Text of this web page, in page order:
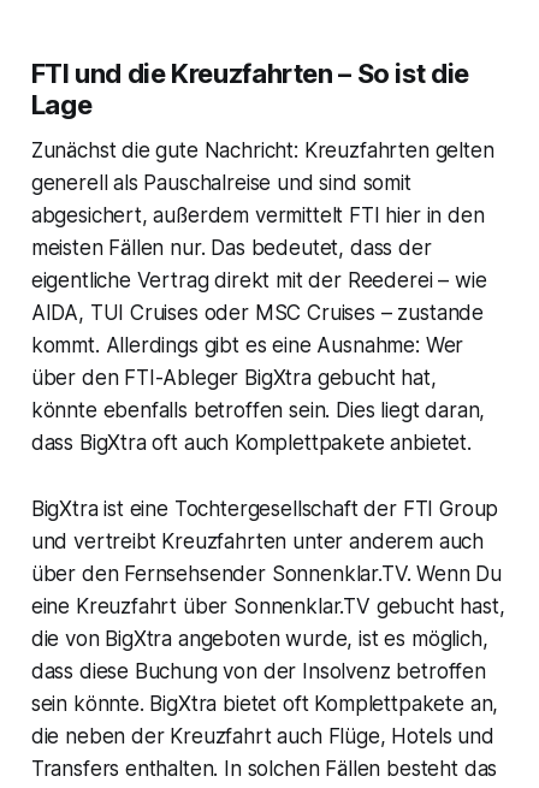
FTI und die Kreuzfahrten – So ist die
Lage
Zunächst die gute Nachricht: Kreuzfahrten gelten
generell als Pauschalreise und sind somit
abgesichert, außerdem vermittelt FTI hier in den
meisten Fällen nur. Das bedeutet, dass der
eigentliche Vertrag direkt mit der Reederei – wie
AIDA, TUI Cruises oder MSC Cruises – zustande
kommt. Allerdings gibt es eine Ausnahme: Wer
über den FTI-Ableger BigXtra gebucht hat,
könnte ebenfalls betroffen sein. Dies liegt daran,
dass BigXtra oft auch Komplettpakete anbietet.
BigXtra ist eine Tochtergesellschaft der FTI Group
und vertreibt Kreuzfahrten unter anderem auch
über den Fernsehsender Sonnenklar.TV. Wenn Du
eine Kreuzfahrt über Sonnenklar.TV gebucht hast,
die von BigXtra angeboten wurde, ist es möglich,
dass diese Buchung von der Insolvenz betroffen
sein könnte. BigXtra bietet oft Komplettpakete an,
die neben der Kreuzfahrt auch Flüge, Hotels und
Transfers enthalten. In solchen Fällen besteht das